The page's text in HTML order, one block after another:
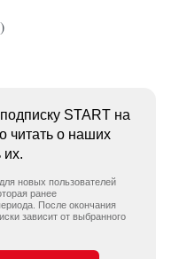
START на
читать о наших
их.
новых пользователей
ранее
После окончания
зависит от выбранного